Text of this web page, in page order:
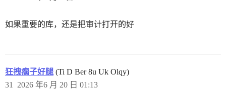
如果重要的库，还是把审计打开的好
狂拽瘸子好腿 (Ti D Ber 8u Uk Olqy)
2026 年6 月 20 日 01:13
31